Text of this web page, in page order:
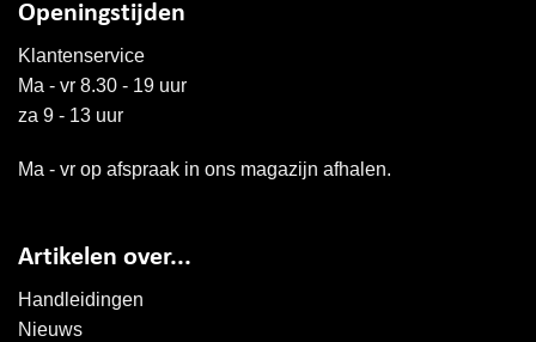
Openingstijden
Klantenservice
Ma - vr 8.30 - 19 uur
za 9 - 13 uur
Ma - vr op afspraak in ons magazijn afhalen.
Artikelen over...
Handleidingen
Nieuws